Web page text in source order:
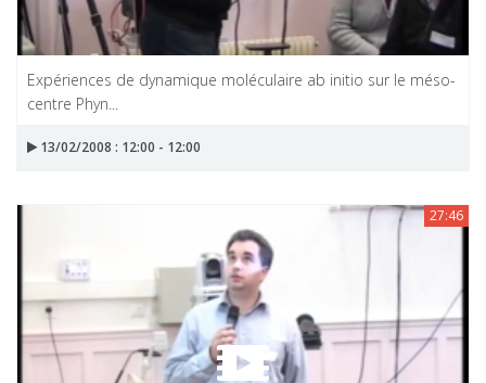
Expériences de dynamique moléculaire ab initio sur le méso-
centre Phyn...
13/02/2008 : 12:00 - 12:00
27:46